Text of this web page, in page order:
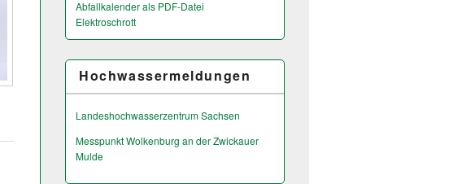
Abfallkalender als PDF-Datei
Elektroschrott
Hochwassermeldungen
Landeshochwas­serzentrum Sachsen
Messpunkt Wolkenburg an der Zwickauer
Mulde